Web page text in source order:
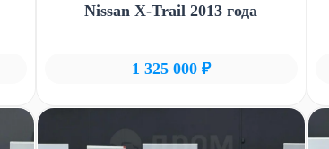
Nissan X-Trail 2013 года
1 325 000 ₽